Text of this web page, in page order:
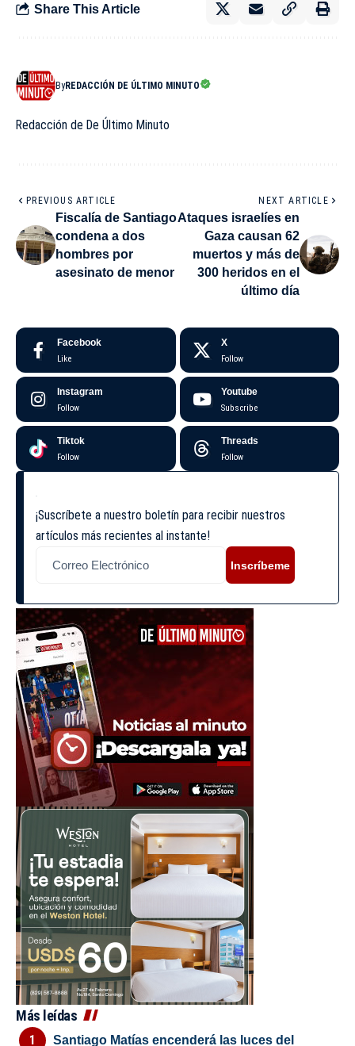
Share This Article
ByREDACCIÓN DE ÚLTIMO MINUTO
Redacción de De Último Minuto
PREVIOUS ARTICLE
Fiscalía de Santiago
condena a dos
hombres por
asesinato de menor
NEXT ARTICLE
Ataques israelíes en
Gaza causan 62
muertos y más de
300 heridos en el
último día
Facebook
Like
X
Follow
Instagram
Follow
Youtube
Subscribe
Tiktok
Follow
Threads
Follow
¡Suscríbete a nuestro boletín para recibir nuestros
artículos más recientes al instante!
Inscríbeme
Más leídas
Santiago Matías encenderá las luces del